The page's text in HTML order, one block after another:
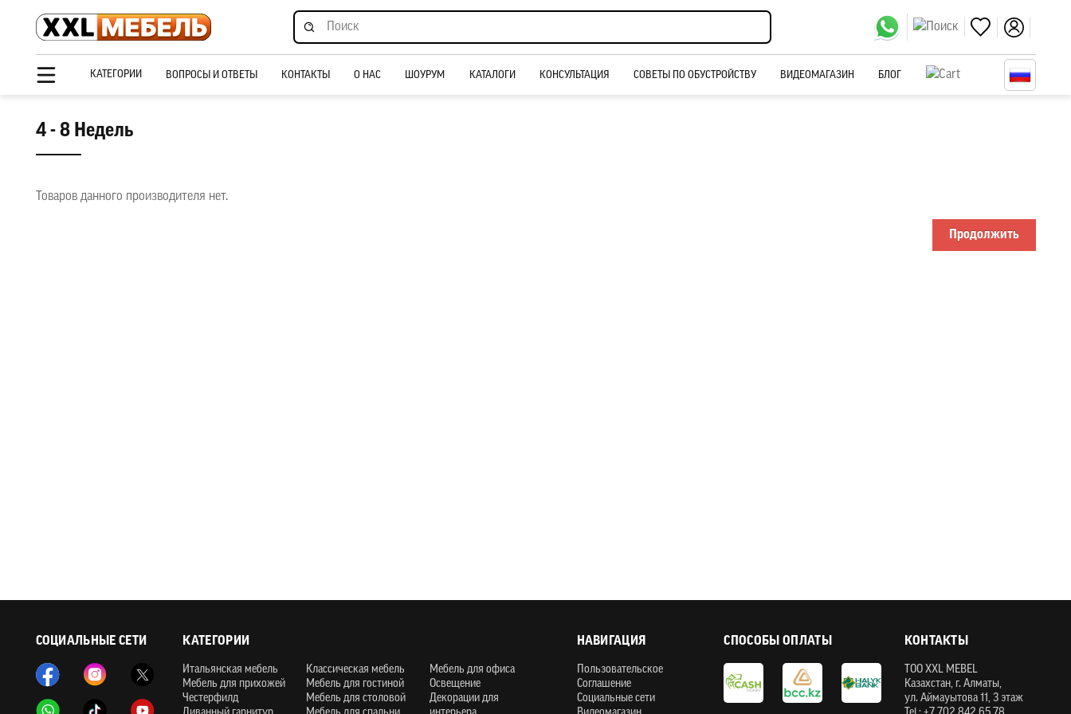
КАТЕГОРИИ ВОПРОСЫ И ОТВЕТЫ КОНТАКТЫ О НАС ШОУРУМ КАТАЛОГИ КОНСУЛЬТАЦИЯ СОВЕТЫ ПО ОБУСТРОЙСТВУ ВИДЕОМАГАЗИН БЛОГ
4 - 8 Недель
Товаров данного производителя нет.
Продолжить
СОЦИАЛЬНЫЕ СЕТИ КАТЕГОРИИ
Итальянская мебель
Мебель для прихожей
Честерфилд
Классическая мебель
Мебель для гостиной
Мебель для столовой
Мебель для офиса
Освещение
Декорации для
НАВИГАЦИЯ
Пользовательское
Соглашение
Социальные сети
СПОСОБЫ ОПЛАТЫ КОНТАКТЫ
ТOO XXL MEBEL
Казахстан, г. Алматы,
ул. Аймауытова 11, 3 этаж